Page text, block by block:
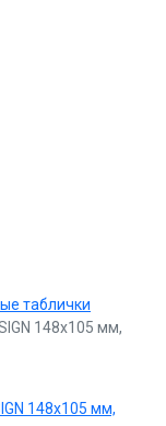
таблички
148х105 мм,